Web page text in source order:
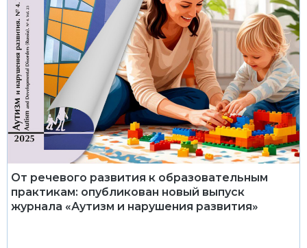
От речевого развития к образовательным
практикам: опубликован новый выпуск
журнала «Аутизм и нарушения развития»